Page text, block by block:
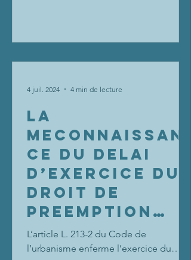
LA
MECONNAISSAN
CE DU DELAI
D’EXERCICE DU
DROIT DE
PREEMPTION
URBAIN EST UN
VICE DE
L’article L. 213-2 du Code de
l’urbanisme enferme l’exercice du
4 juil. 2024 4 min de lecture